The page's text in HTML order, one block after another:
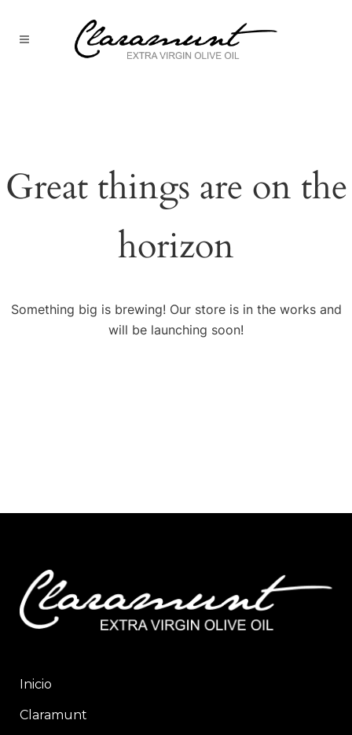
Great things are on the
horizon
Something big is brewing! Our store is in the works and
will be launching soon!
Inicio
Claramunt